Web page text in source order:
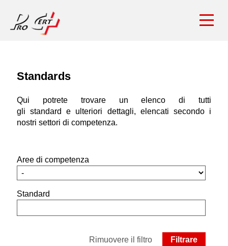
Standards
Qui potrete trovare un elenco di tutti
gli standard e ulteriori dettagli, elencati secondo i
nostri settori di competenza.
Aree di competenza
Standard
Rimuovere il filtro